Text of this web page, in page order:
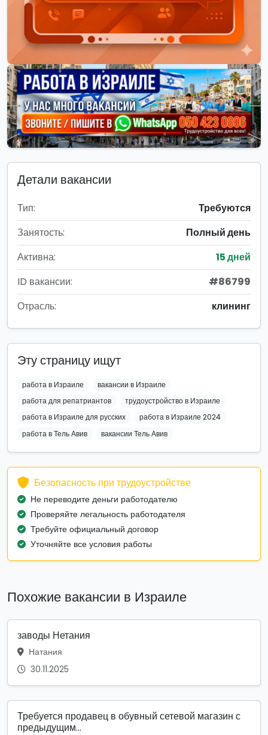
Детали вакансии
Тип:
Требуются
Занятость:
Полный день
Активна:
15 дней
ID вакансии:
#86799
Отрасль:
клининг
Эту страницу ищут
работа в Израиле
вакансии в Израиле
работа для репатриантов
трудоустройство в Израиле
работа в Израиле для русских
работа в Израиле 2024
работа в Тель Авив
вакансии Тель Авив
Безопасность при трудоустройстве
Не переводите деньги работодателю
Проверяйте легальность работодателя
Требуйте официальный договор
Уточняйте все условия работы
Похожие вакансии в Израиле
заводы Нетания
Натания
30.11.2025
Требуется продавец в обувный сетевой магазин с
предыдущим...